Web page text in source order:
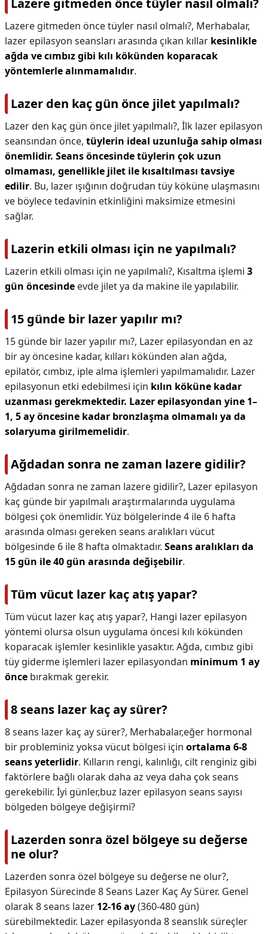
Lazere gitmeden önce tüyler nasıl olmalı?
Lazere gitmeden önce tüyler nasıl olmalı?, Merhabalar,
lazer epilasyon seansları arasında çıkan kıllar kesinlikle
ağda ve cımbız gibi kılı kökünden koparacak
yöntemlerle alınmamalıdır.
Lazer den kaç gün önce jilet yapılmalı?
Lazer den kaç gün önce jilet yapılmalı?, İlk lazer epilasyon
seansından önce, tüylerin ideal uzunluğa sahip olması
önemlidir. Seans öncesinde tüylerin çok uzun
olmaması, genellikle jilet ile kısaltılması tavsiye
edilir. Bu, lazer ışığının doğrudan tüy köküne ulaşmasını
ve böylece tedavinin etkinliğini maksimize etmesini
sağlar.
Lazerin etkili olması için ne yapılmalı?
Lazerin etkili olması için ne yapılmalı?, Kısaltma işlemi 3
gün öncesinde evde jilet ya da makine ile yapılabilir.
15 günde bir lazer yapılır mı?
15 günde bir lazer yapılır mı?, Lazer epilasyondan en az
bir ay öncesine kadar, kılları kökünden alan ağda,
epilatör, cımbız, iple alma işlemleri yapılmamalıdır. Lazer
epilasyonun etki edebilmesi için kılın köküne kadar
uzanması gerekmektedir. Lazer epilasyondan yine 1–
1, 5 ay öncesine kadar bronzlaşma olmamalı ya da
solaryuma girilmemelidir.
Ağdadan sonra ne zaman lazere gidilir?
Ağdadan sonra ne zaman lazere gidilir?, Lazer epilasyon
kaç günde bir yapılmalı araştırmalarında uygulama
bölgesi çok önemlidir. Yüz bölgelerinde 4 ile 6 hafta
arasında olması gereken seans aralıkları vücut
bölgesinde 6 ile 8 hafta olmaktadır. Seans aralıkları da
15 gün ile 40 gün arasında değişebilir.
Tüm vücut lazer kaç atış yapar?
Tüm vücut lazer kaç atış yapar?, Hangi lazer epilasyon
yöntemi olursa olsun uygulama öncesi kılı kökünden
koparacak işlemler kesinlikle yasaktır. Ağda, cımbız gibi
tüy giderme işlemleri lazer epilasyondan minimum 1 ay
önce bırakmak gerekir.
8 seans lazer kaç ay sürer?
8 seans lazer kaç ay sürer?, Merhabalar,eğer hormonal
bir probleminiz yoksa vücut bölgesi için ortalama 6-8
seans yeterlidir. Kılların rengi, kalınlığı, cilt renginiz gibi
faktörlere bağlı olarak daha az veya daha çok seans
gerekebilir. İyi günler,buz lazer epilasyon seans sayısı
bölgeden bölgeye değişirmi?
Lazerden sonra özel bölgeye su değerse
ne olur?
Lazerden sonra özel bölgeye su değerse ne olur?,
Epilasyon Sürecinde 8 Seans Lazer Kaç Ay Sürer. Genel
olarak 8 seans lazer 12-16 ay(360-480 gün)
sürebilmektedir. Lazer epilasyonda 8 seanslık süreçler